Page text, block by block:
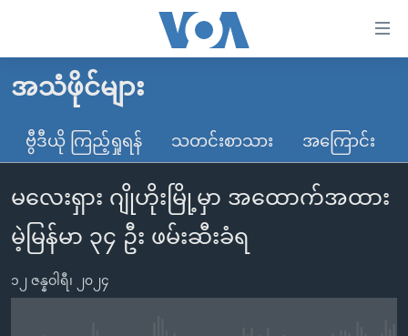
လွယ်ကူ
သည့်
များ
ပင်မ
သို့
မူလစာမျက်နှာ
မြန်မာ
ကမ္ဘာ့သတင်းများ
နိုင်ငံတကာ
အမေရိကန်
အစ္စရေး-ပါလက်စတိုင်း
ဗွီဒီယို
သတင်းလွတ်လပ်ခွင့်
ရပ်ဝန်းတခု လမ်းတခု အလွန်
အင်္ဂလိပ်စာလေ့လာမယ်
အသံဖိုင်များ
ဗွီဒီယို ကြည့်ရှုရန် သတင်းစာသား အကြောင်း
မလေးရှား ဂျိုဟိုးမြို့မှာ အထောက်အထား
မဲ့မြန်မာ ၃၄ ဦး ဖမ်းဆီးခံရ
၁၂ ဇန္နဝါရီ၊ ၂၀၂၄